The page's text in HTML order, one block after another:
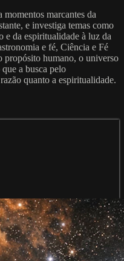
marcantes da
e investiga temas como
e da espiritualidade à luz da
e fé, Ciência e Fé
propósito humano, o universo
a busca pelo
quanto a espiritualidade.